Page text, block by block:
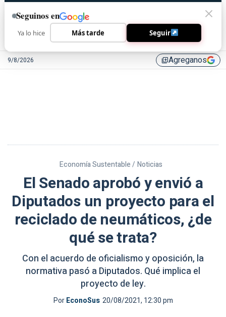
9/8/2026 library_addAgreganos
Economía Sustentable / Noticias
El Senado aprobó y envió a
Diputados un proyecto para el
reciclado de neumáticos, ¿de
qué se trata?
Con el acuerdo de oficialismo y oposición, la
normativa pasó a Diputados. Qué implica el
proyecto de ley.
PorEconoSus 20/08/2021, 12:30 pm
Seguinos en
Ya lo hice Más tarde Seguir